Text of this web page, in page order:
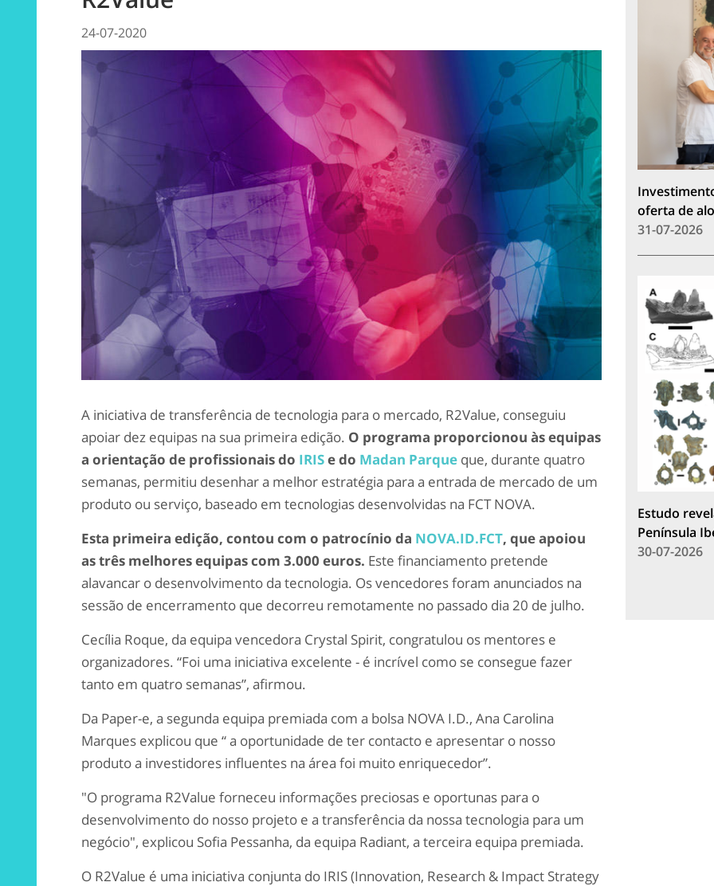
24-07-2020
A iniciativa de transferência de tecnologia para o mercado, R2Value, conseguiu
apoiar dez equipas na sua primeira edição. O programa proporcionou às equipas
a orientação de profissionais do IRISe do Madan Parque que, durante quatro
semanas, permitiu desenhar a melhor estratégia para a entrada de mercado de um
produto ou serviço, baseado em tecnologias desenvolvidas na FCT NOVA.
Esta primeira edição, contou com o patrocínio da NOVA.ID.FCT, que apoiou
as três melhores equipas com 3.000 euros. Este financiamento pretende
alavancar o desenvolvimento da tecnologia. Os vencedores foram anunciados na
sessão de encerramento que decorreu remotamente no passado dia 20 de julho.
Cecília Roque, da equipa vencedora Crystal Spirit, congratulou os mentores e
organizadores. “Foi uma iniciativa excelente - é incrível como se consegue fazer
tanto em quatro semanas”, afirmou.
Da Paper-e, a segunda equipa premiada com a bolsa NOVA I.D., Ana Carolina
Marques explicou que “ a oportunidade de ter contacto e apresentar o nosso
produto a investidores influentes na área foi muito enriquecedor”.
"O programa R2Value forneceu informações preciosas e oportunas para o
desenvolvimento do nosso projeto e a transferência da nossa tecnologia para um
negócio", explicou Sofia Pessanha, da equipa Radiant, a terceira equipa premiada.
O R2Value é uma iniciativa conjunta do IRIS (Innovation, Research & Impact Strategy
oferta de
31-07-2026
Estudo
Península
30-07-2026